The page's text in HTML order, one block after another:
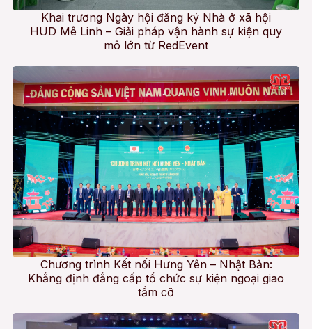
Khai trương Ngày hội đăng ký Nhà ở xã hội
HUD Mê Linh – Giải pháp vận hành sự kiện quy
mô lớn từ RedEvent
Chương trình Kết nối Hưng Yên – Nhật Bản:
Khẳng định đẳng cấp tổ chức sự kiện ngoại giao
tầm cỡ